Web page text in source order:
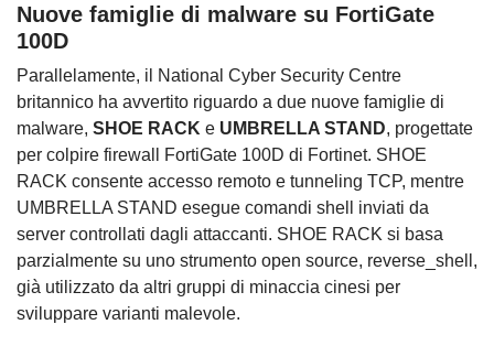
Nuove famiglie di malware su FortiGate
100D
Parallelamente, il National Cyber Security Centre
britannico ha avvertito riguardo a due nuove famiglie di
malware, SHOE RACK e UMBRELLA STAND, progettate
per colpire firewall FortiGate 100D di Fortinet. SHOE
RACK consente accesso remoto e tunneling TCP, mentre
UMBRELLA STAND esegue comandi shell inviati da
server controllati dagli attaccanti. SHOE RACK si basa
parzialmente su uno strumento open source, reverse_shell,
già utilizzato da altri gruppi di minaccia cinesi per
sviluppare varianti malevole.